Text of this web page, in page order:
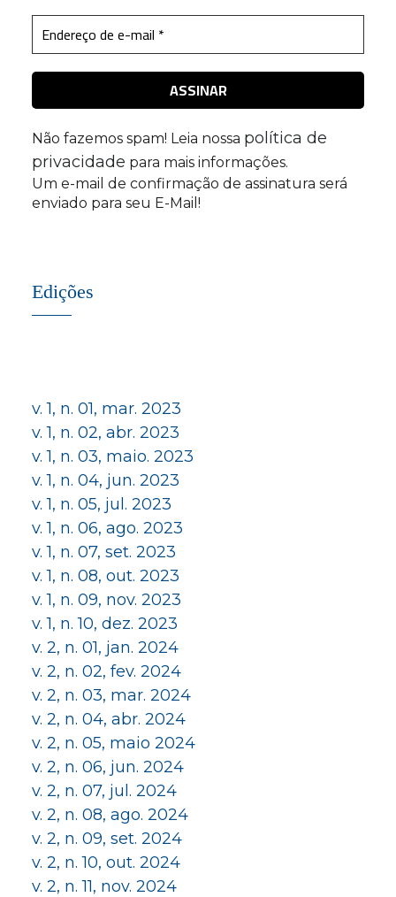
Não fazemos spam! Leia nossa política de
privacidade para mais informações.
Um e-mail de confirmação de assinatura será
enviado para seu E-Mail!
Edições
v. 1, n. 01, mar. 2023
v. 1, n. 02, abr. 2023
v. 1, n. 03, maio. 2023
v. 1, n. 04, jun. 2023
v. 1, n. 05, jul. 2023
v. 1, n. 06, ago. 2023
v. 1, n. 07, set. 2023
v. 1, n. 08, out. 2023
v. 1, n. 09, nov. 2023
v. 1, n. 10, dez. 2023
v. 2, n. 01, jan. 2024
v. 2, n. 02, fev. 2024
v. 2, n. 03, mar. 2024
v. 2, n. 04, abr. 2024
v. 2, n. 05, maio 2024
v. 2, n. 06, jun. 2024
v. 2, n. 07, jul. 2024
v. 2, n. 08, ago. 2024
v. 2, n. 09, set. 2024
v. 2, n. 10, out. 2024
v. 2, n. 11, nov. 2024